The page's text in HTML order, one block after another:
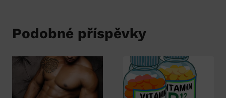
Podobné příspěvky